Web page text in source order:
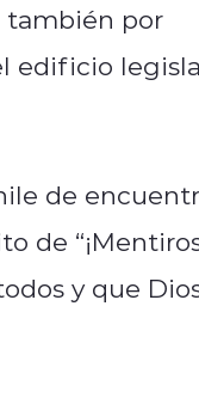
también por
edificio
de
de
y que